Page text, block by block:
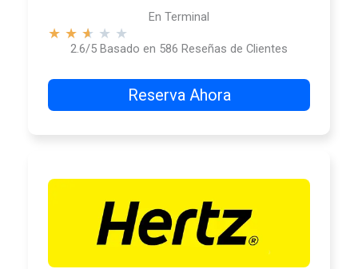
En Terminal
★ ★ ★ ★ ★
2.6/5 Basado en 586 Reseñas de Clientes
Reserva Ahora